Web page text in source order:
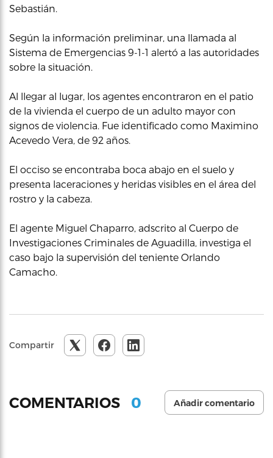
Sebastián.
Según la información preliminar, una llamada al
Sistema de Emergencias 9-1-1 alertó a las autoridades
sobre la situación.
Al llegar al lugar, los agentes encontraron en el patio
de la vivienda el cuerpo de un adulto mayor con
signos de violencia. Fue identificado como Maximino
Acevedo Vera, de 92 años.
El occiso se encontraba boca abajo en el suelo y
presenta laceraciones y heridas visibles en el área del
rostro y la cabeza.
El agente Miguel Chaparro, adscrito al Cuerpo de
Investigaciones Criminales de Aguadilla, investiga el
caso bajo la supervisión del teniente Orlando
Camacho.
Compartir
COMENTARIOS 0 Añadir comentario